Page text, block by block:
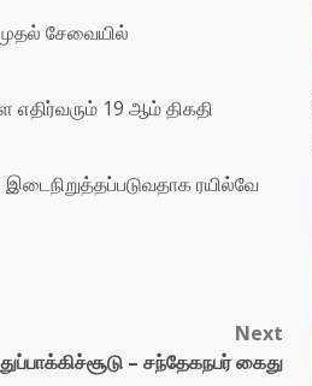
சேவையில்
எதிர்வரும் 19 ஆம் திகதி
ரயில்வே
Next
– சந்தேகநபர் கைது